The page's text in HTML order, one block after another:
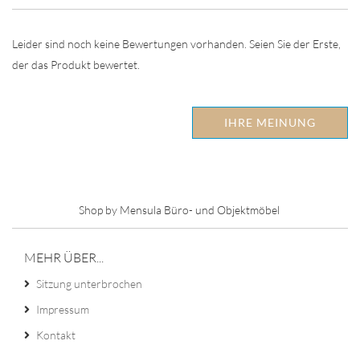
Leider sind noch keine Bewertungen vorhanden. Seien Sie der Erste,
der das Produkt bewertet.
IHRE MEINUNG
Shop by Mensula Büro- und Objektmöbel
MEHR ÜBER...
Sitzung unterbrochen
Impressum
Kontakt